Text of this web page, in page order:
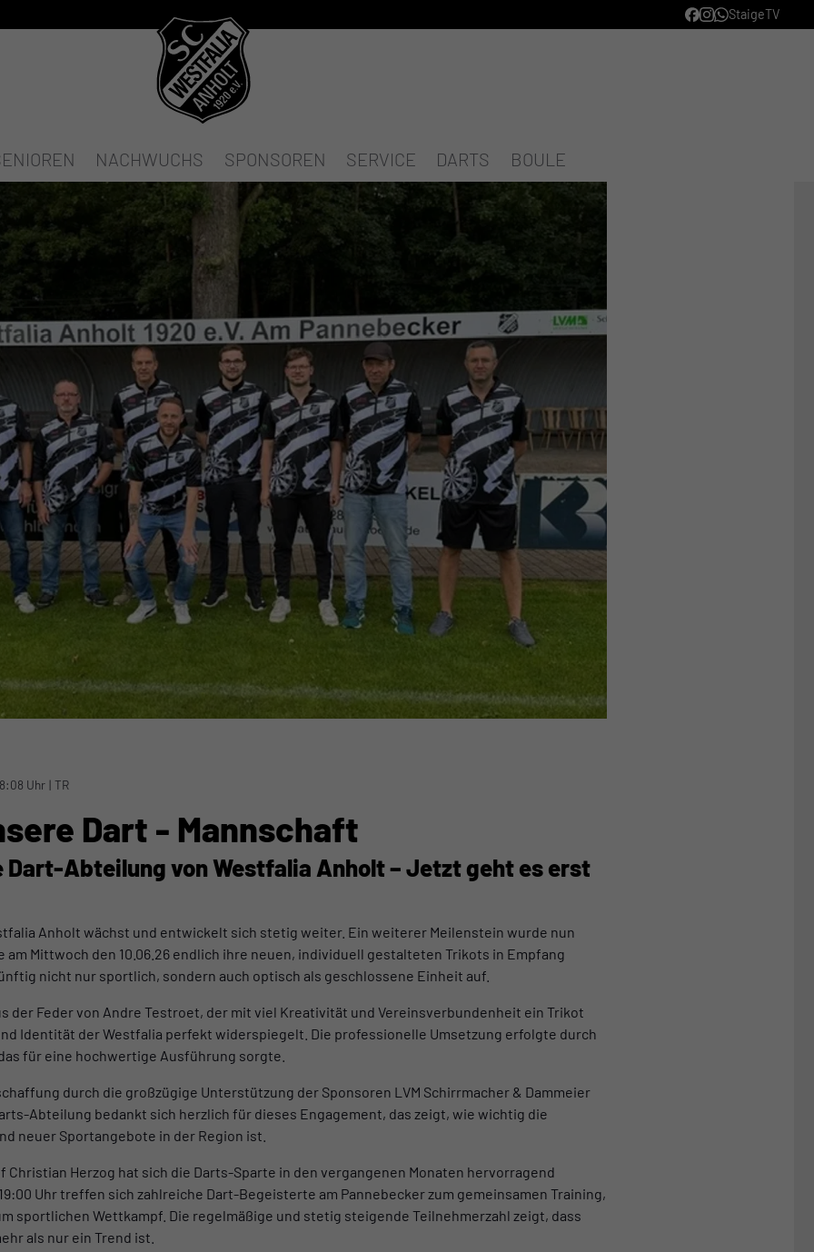
StaigeTV
NACHWUCHS SPONSOREN SERVICE DARTS BOULE
Uhr | TR
Dart - Mannschaft
Dart-Abteilung von Westfalia Anholt – Jetzt geht es erst
Anholt wächst und entwickelt sich stetig weiter. Ein weiterer Meilenstein wurde nun
Mittwoch den 10.06.26 endlich ihre neuen, individuell gestalteten Trikots in Empfang
nicht nur sportlich, sondern auch optisch als geschlossene Einheit auf.
der Feder von Andre Testroet, der mit viel Kreativität und Vereinsverbundenheit ein Trikot
Identität der Westfalia perfekt widerspiegelt. Die professionelle Umsetzung erfolgte durch
für eine hochwertige Ausführung sorgte.
durch die großzügige Unterstützung der Sponsoren LVM Schirrmacher & Dammeier
Abteilung bedankt sich herzlich für dieses Engagement, das zeigt, wie wichtig die
neuer Sportangebote in der Region ist.
Christian Herzog hat sich die Darts-Sparte in den vergangenen Monaten hervorragend
Uhr treffen sich zahlreiche Dart-Begeisterte am Pannebecker zum gemeinsamen Training,
sportlichen Wettkampf. Die regelmäßige und stetig steigende Teilnehmerzahl zeigt, dass
als nur ein Trend ist.